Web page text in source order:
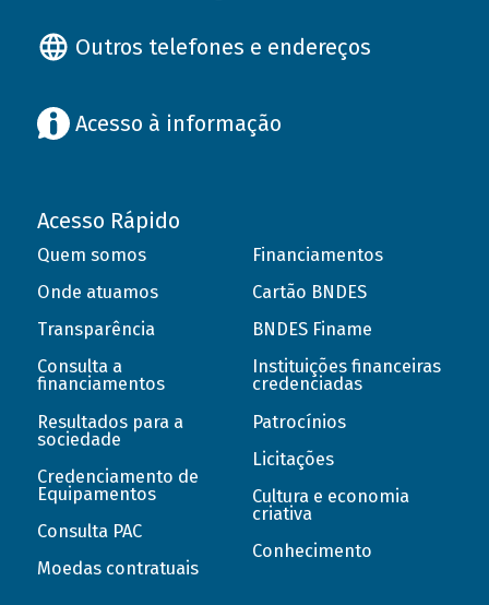
Outros telefones e endereços
Acesso à informação
Acesso Rápido
Quem somos
Onde atuamos
Transparência
Consulta a
financiamentos
Resultados para a
sociedade
Credenciamento de
Equipamentos
Consulta PAC
Moedas contratuais
Financiamentos
Cartão BNDES
BNDES Finame
Instituições financeiras
credenciadas
Patrocínios
Licitações
Cultura e economia
criativa
Conhecimento